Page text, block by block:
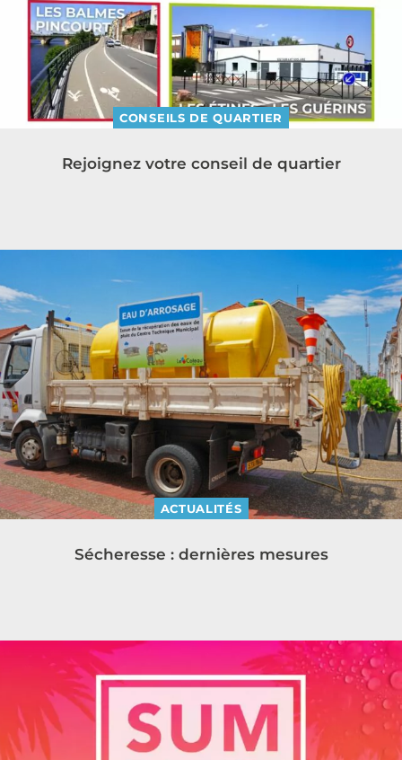
CONSEILS DE QUARTIER
Rejoignez votre conseil de quartier
ACTUALITÉS
Sécheresse : dernières mesures